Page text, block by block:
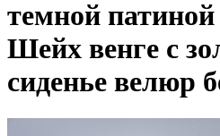
темной
Шейх венге с
сиденье велюр